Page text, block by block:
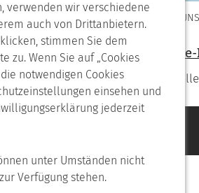
verwenden wir verschiedene
auch von Drittanbietern.
stimmen Sie dem
zu. Wenn Sie auf „Cookies
notwendigen Cookies
einsehen und
jederzeit
unter Umständen nicht
Verfügung stehen.
Kunde
WIR ÜBER UNS